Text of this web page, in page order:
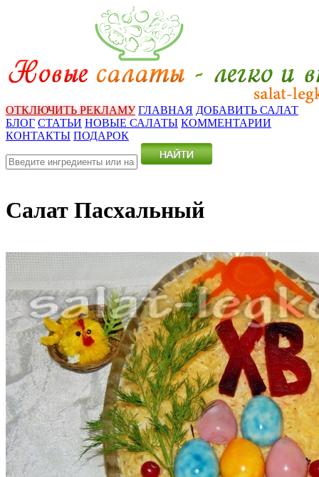
ОТКЛЮЧИТЬ РЕКЛАМУ ГЛАВНАЯ ДОБАВИТЬ САЛАТ
БЛОГ СТАТЬИ НОВЫЕ САЛАТЫ КОММЕНТАРИИ
КОНТАКТЫ ПОДАРОК
Салат Пасхальный